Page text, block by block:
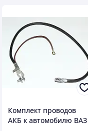
Комплект проводов
АКБ к автомобилю ВАЗ